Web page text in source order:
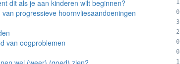
dit als je aan kinderen wilt beginnen?
progressieve hoornvliesaandoeningen
van oogproblemen